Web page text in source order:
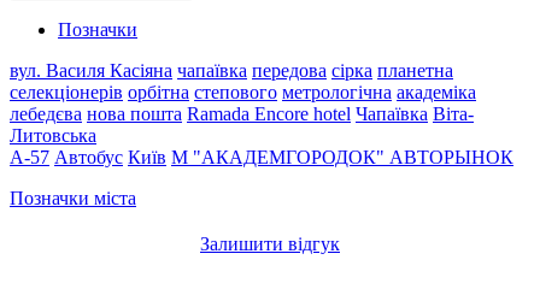
Позначки
вул. Василя Касіяна чапаївка передова сірка планетна
селекціонерів орбітна степового метрологічна академіка
лебедєва нова пошта Ramada Encore hotel Чапаївка Віта-
Литовська
A-57 Автобус Київ М "АКАДЕМГОРОДОК" АВТОРЫНОК
Позначки міста
Залишити відгук